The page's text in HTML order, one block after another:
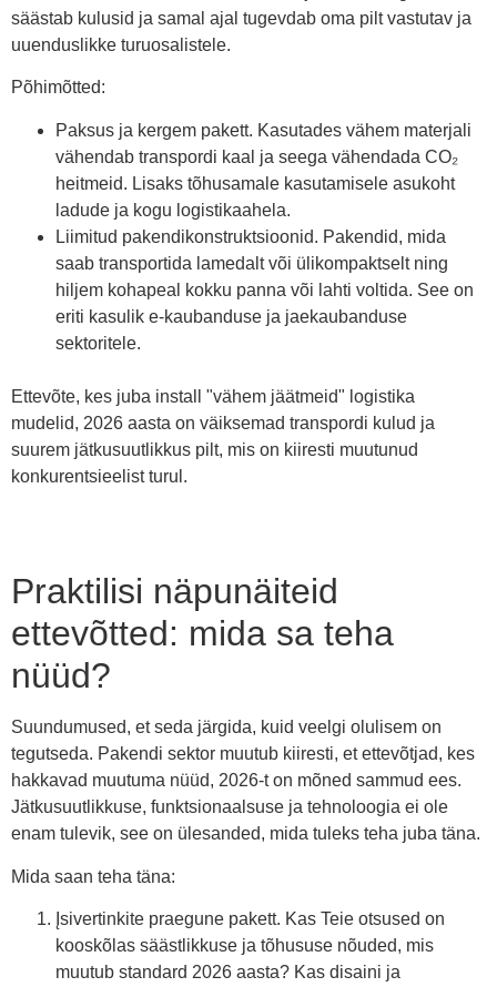
säästab kulusid ja samal ajal tugevdab oma pilt vastutav ja
uuenduslikke turuosalistele.
Põhimõtted:
Paksus ja kergem pakett. Kasutades vähem materjali
vähendab transpordi kaal ja seega vähendada CO₂
heitmeid. Lisaks tõhusamale kasutamisele asukoht
ladude ja kogu logistikaahela.
Liimitud pakendikonstruktsioonid. Pakendid, mida
saab transportida lamedalt või ülikompaktselt ning
hiljem kohapeal kokku panna või lahti voltida. See on
eriti kasulik e-kaubanduse ja jaekaubanduse
sektoritele.
Ettevõte, kes juba install "vähem jäätmeid" logistika
mudelid, 2026 aasta on väiksemad transpordi kulud ja
suurem jätkusuutlikkus pilt, mis on kiiresti muutunud
konkurentsieelist turul.
Praktilisi näpunäiteid
ettevõtted: mida sa teha
nüüd?
Suundumused, et seda järgida, kuid veelgi olulisem on
tegutseda. Pakendi sektor muutub kiiresti, et ettevõtjad, kes
hakkavad muutuma nüüd, 2026-t on mõned sammud ees.
Jätkusuutlikkuse, funktsionaalsuse ja tehnoloogia ei ole
enam tulevik, see on ülesanded, mida tuleks teha juba täna.
Mida saan teha täna:
Įsivertinkite praegune pakett. Kas Teie otsused on
kooskõlas säästlikkuse ja tõhususe nõuded, mis
muutub standard 2026 aasta? Kas disaini ja